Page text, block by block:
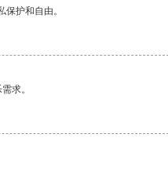
护和自由。
求。